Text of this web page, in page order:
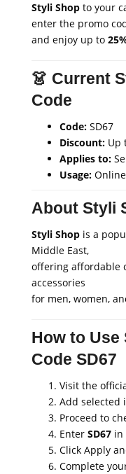
Styli Shop to your
enter the promo
and enjoy up to
👗 Current
Code
Code: SD67
Discount: Up
Applies to:
Usage: Online
About Styli
Styli Shop is a
Middle East,
offering affordable
accessories
for men, women,
How to
Code SD67
Visit the
Add selected
Proceed to
Enter SD67 in
Click Apply
Complete